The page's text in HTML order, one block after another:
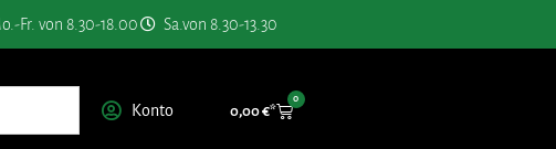
Fr. von 8.30-18.00 Sa.von 8.30-13.30
Konto 0,00€
0